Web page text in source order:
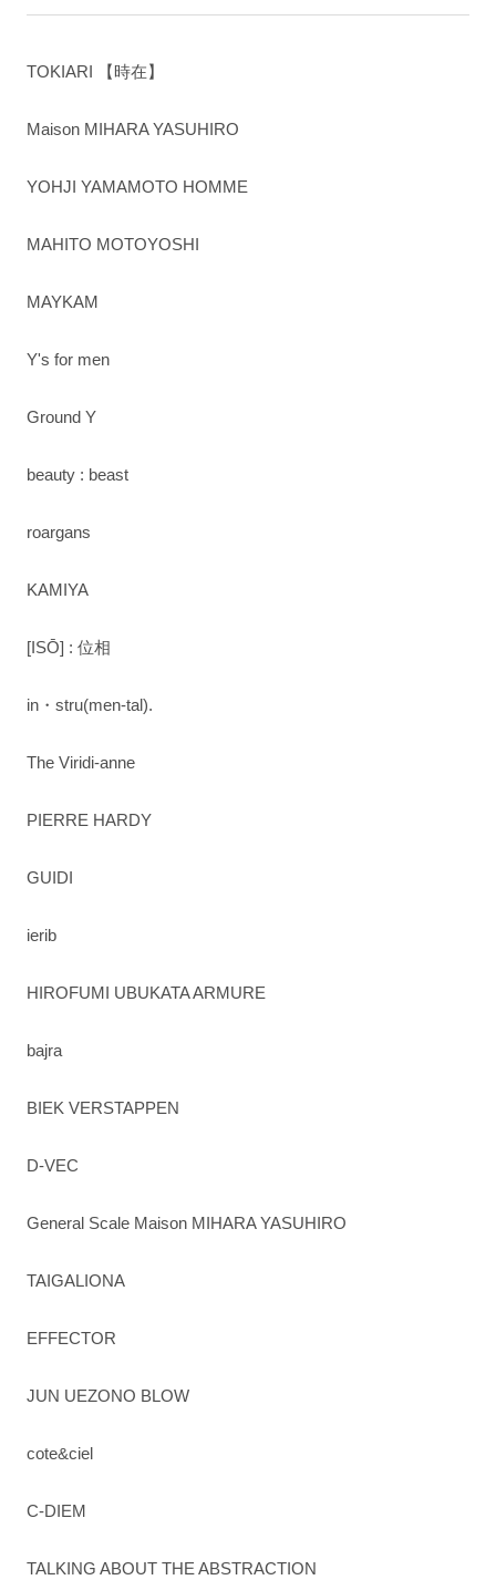
TOKIARI 【時在】
Maison MIHARA YASUHIRO
YOHJI YAMAMOTO HOMME
MAHITO MOTOYOSHI
MAYKAM
Y's for men
Ground Y
beauty : beast
roargans
KAMIYA
[ISŌ] : 位相
in・stru(men-tal).
The Viridi-anne
PIERRE HARDY
GUIDI
ierib
HIROFUMI UBUKATA ARMURE
bajra
BIEK VERSTAPPEN
D-VEC
General Scale Maison MIHARA YASUHIRO
TAIGALIONA
EFFECTOR
JUN UEZONO BLOW
cote&ciel
C-DIEM
TALKING ABOUT THE ABSTRACTION